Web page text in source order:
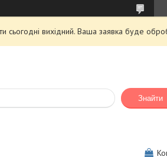
сьогодні вихідний. Ваша заявка буде
Знайти